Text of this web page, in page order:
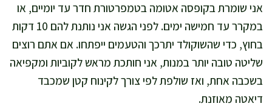
אני שומרת בקופסה אטומה בטמפרטורת חדר עד יומיים, או
במקרר עד חמישה ימים. לפני הגשה אני נותנת להם 10 דקות
בחוץ, כדי שהשוקולד יתרכך והטעמים ייפתחו. אם אתם רוצים
שליטה טובה יותר במנות, אני חותכת מראש לקוביות ומקפיאה
בשכבה אחת, ואז שולפת לפי צורך לקינוח קטן שמכבד
דיאטה מאוזנת.